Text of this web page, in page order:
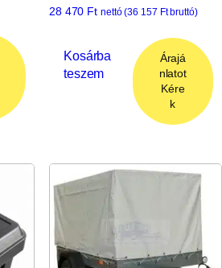
28 470 Ft nettó (36 157 Ftbruttó)
Kosárba
teszem
Árajá
nlatot
Kére
k